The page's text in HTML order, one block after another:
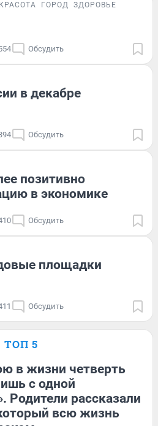
ГОРОД ЗДОРОВЬЕ
Обсудить
в декабре
Обсудить
позитивно
в экономике
Обсудить
площадки
Обсудить
ТОП 5
в жизни четверть
с одной
Родители рассказали
всю жизнь